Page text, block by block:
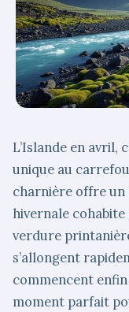
L’Islande en avril,
unique au
charnière offre un
hivernale
verdure
s’allongent
commencent
moment parfait